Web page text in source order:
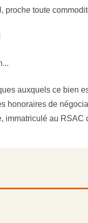
proche toute
auxquels ce bien
honoraires de
immatriculé au